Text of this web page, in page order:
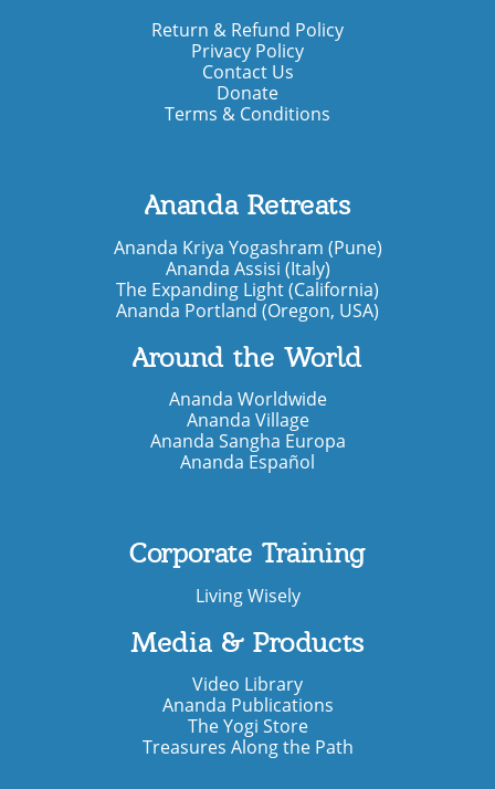
Return & Refund Policy
Privacy Policy
Contact Us
Donate
Terms & Conditions
Ananda Retreats
Ananda Kriya Yogashram (Pune)
Ananda Assisi (Italy)
The Expanding Light (California)
Ananda Portland (Oregon, USA)
Around the World
Ananda Worldwide
Ananda Village
Ananda Sangha Europa
Ananda Español
Corporate Training
Living Wisely
Media & Products
Video Library
Ananda Publications
The Yogi Store
Treasures Along the Path